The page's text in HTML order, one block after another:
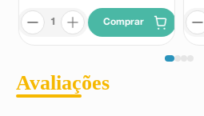
Comprar
Avaliações